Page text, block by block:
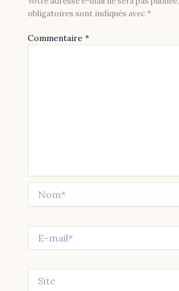
obligatoires sont indiqués avec*
Commentaire*
mail*